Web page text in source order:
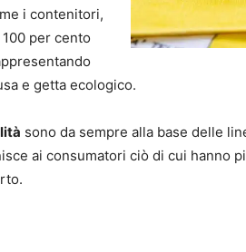
i contenitori,
per cento
e getta ecologico.
sono da sempre alla base delle
ai consumatori ciò di cui hanno